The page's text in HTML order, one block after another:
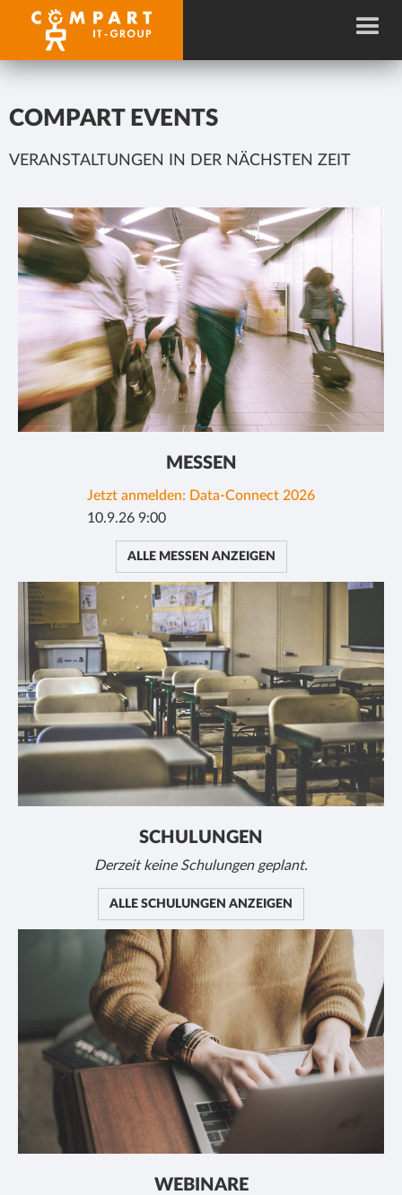
COMPART EVENTS
VERANSTALTUNGEN IN DER NÄCHSTEN ZEIT
MESSEN
Jetzt anmelden: Data-Connect 2026
10.9.26 9:00
ALLE MESSEN ANZEIGEN
SCHULUNGEN
Derzeit keine Schulungen geplant.
ALLE SCHULUNGEN ANZEIGEN
WEBINARE